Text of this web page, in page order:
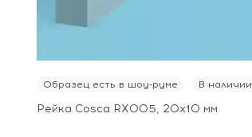
Образец есть в шоу-руме В наличии
Рейка Cosca RX005, 20x10 мм